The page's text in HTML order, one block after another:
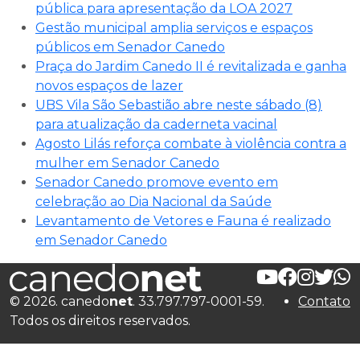
pública para apresentação da LOA 2027
Gestão municipal amplia serviços e espaços
públicos em Senador Canedo
Praça do Jardim Canedo II é revitalizada e ganha
novos espaços de lazer
UBS Vila São Sebastião abre neste sábado (8)
para atualização da caderneta vacinal
Agosto Lilás reforça combate à violência contra a
mulher em Senador Canedo
Senador Canedo promove evento em
celebração ao Dia Nacional da Saúde
Levantamento de Vetores e Fauna é realizado
em Senador Canedo
© 2026. canedonet. 33.797.797-0001-59.
Todos os direitos reservados.
Contato